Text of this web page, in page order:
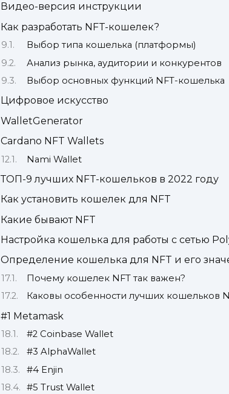
Видео-версия инструкции
Как разработать NFT-кошелек?
Выбор типа кошелька (платформы)
Анализ рынка, аудитории и конкурентов
Выбор основных функций NFT-кошелька
Цифровое искусство
WalletGenerator
Cardano NFT Wallets
Nami Wallet
ТОП-9 лучших NFT-кошельков в 2022 году
Как установить кошелек для NFT
Какие бывают NFT
Настройка кошелька для работы с сетью
Определение кошелька для NFT и его
Почему кошелек NFT так важен?
Каковы особенности лучших кошельков
#1 Metamask
#2 Coinbase Wallet
#3 AlphaWallet
#4 Enjin
#5 Trust Wallet